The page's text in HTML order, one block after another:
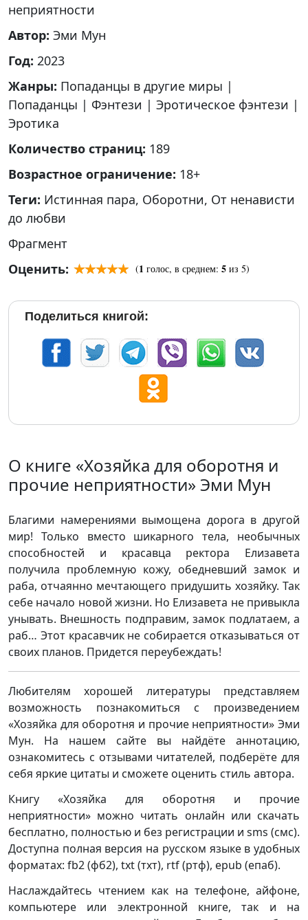
неприятности
Автор: Эми Мун
Год: 2023
Жанры: Попаданцы в другие миры |
Попаданцы | Фэнтези | Эротическое фэнтези |
Эротика
Количество страниц: 189
Возрастное ограничение: 18+
Теги: Истинная пара, Оборотни, От ненависти
до любви
Фрагмент
Оценить:
(1 голос, в среднем: 5 из 5)
Поделиться книгой:
О книге «Хозяйка для оборотня и
прочие неприятности» Эми Мун
Благими намерениями вымощена дорога в другой
мир! Только вместо шикарного тела, необычных
способностей и красавца ректора Елизавета
получила проблемную кожу, обедневший замок и
раба, отчаянно мечтающего придушить хозяйку. Так
себе начало новой жизни. Но Елизавета не привыкла
унывать. Внешность подправим, замок подлатаем, а
раб… Этот красавчик не собирается отказываться от
своих планов. Придется переубеждать!
Любителям хорошей литературы представляем
возможность познакомиться с произведением
«Хозяйка для оборотня и прочие неприятности» Эми
Мун. На нашем сайте вы найдёте аннотацию,
ознакомитесь с отзывами читателей, подберёте для
себя яркие цитаты и сможете оценить стиль автора.
Книгу «Хозяйка для оборотня и прочие
неприятности» можно читать онлайн или скачать
бесплатно, полностью и без регистрации и sms (смс).
Доступна полная версия на русском языке в удобных
форматах: fb2 (фб2), txt (тхт), rtf (ртф), epub (епаб).
Наслаждайтесь чтением как на телефоне, айфоне,
компьютере или электронной книге, так и на